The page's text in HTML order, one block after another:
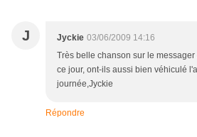
J Jyckie 03/06/2009 14:16
Très belle chanson sur le
ce jour, ont-ils aussi bien véhiculé
journée,Jyckie
Répondre